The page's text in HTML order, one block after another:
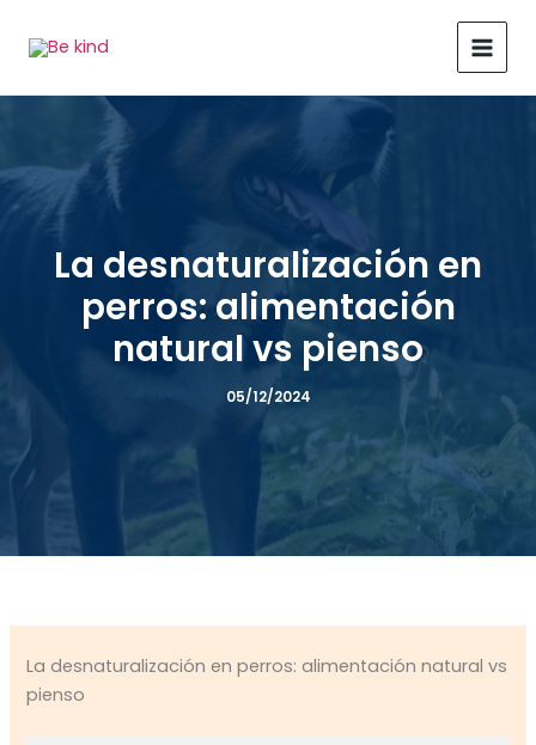
La desnaturalización en
perros: alimentación
natural vs pienso
05/12/2024
La desnaturalización en perros: alimentación natural vs
pienso